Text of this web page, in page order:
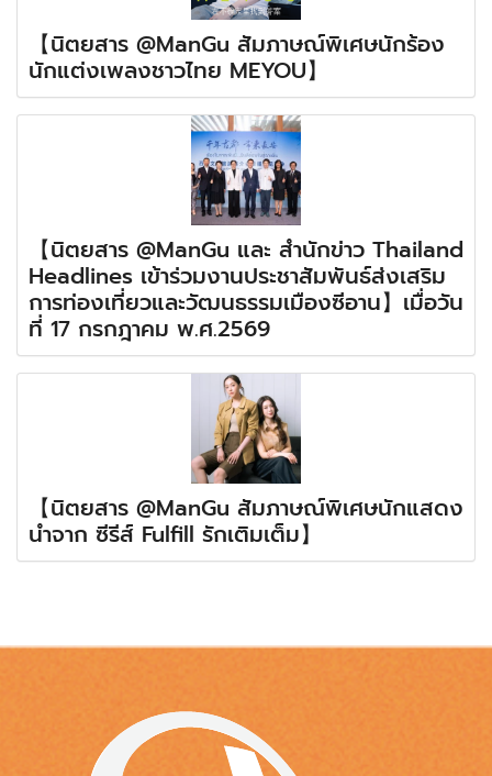
【นิตยสาร @ManGu สัมภาษณ์พิเศษนักร้อง
นักแต่งเพลงชาวไทย MEYOU】
【นิตยสาร @ManGu และ สำนักข่าว Thailand
Headlines เข้าร่วมงานประชาสัมพันธ์ส่งเสริม
การท่องเที่ยวและวัฒนธรรมเมืองซีอาน】เมื่อวัน
ที่ 17 กรกฎาคม พ.ศ.2569
【นิตยสาร @ManGu สัมภาษณ์พิเศษนักแสดง
นำจาก ซีรีส์ Fulfill รักเติมเต็ม】